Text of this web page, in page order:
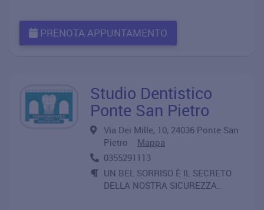
PRENOTA APPUNTAMENTO
Studio Dentistico
Ponte San Pietro
Via Dei Mille, 10, 24036 Ponte San
Pietro Mappa
0355291113
UN BEL SORRISO È IL SECRETO
DELLA NOSTRA SICUREZZA..